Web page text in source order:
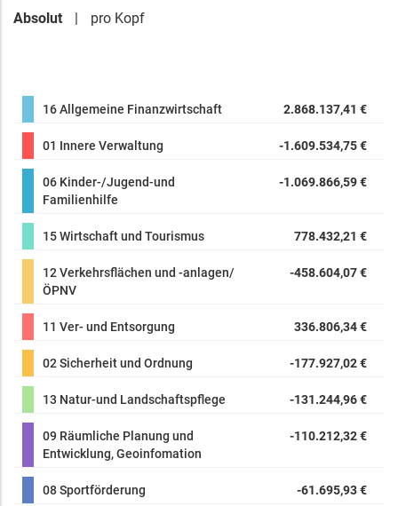
Absolut
pro Kopf
16 Allgemeine Finanzwirtschaft 2.868.137,41 €
01 Innere Verwaltung -1.609.534,75 €
06 Kinder-/Jugend-und
Familienhilfe
-1.069.866,59 €
15 Wirtschaft und Tourismus 778.432,21 €
12 Verkehrsflächen und -anlagen/
ÖPNV
-458.604,07 €
11 Ver- und Entsorgung 336.806,34 €
02 Sicherheit und Ordnung -177.927,02 €
13 Natur-und Landschaftspflege -131.244,96 €
09 Räumliche Planung und
Entwicklung, Geoinfomation
-110.212,32 €
08 Sportförderung -61.695,93 €